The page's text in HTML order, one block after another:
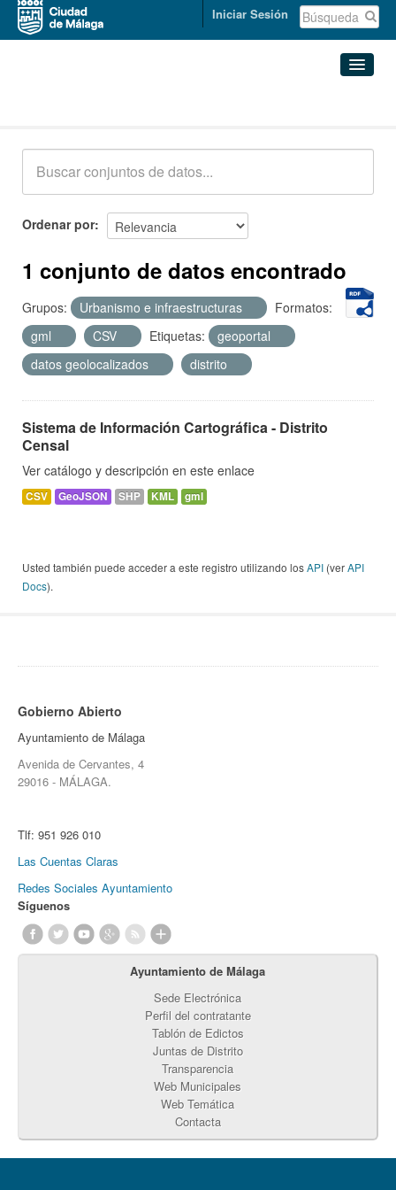
Iniciar Sesión
Acerca de
Ordenar por
1 conjunto de datos encontrado
Grupos: Urbanismo e infraestructuras
Formatos:
gml
CSV Etiquetas:
geoportal
datos geolocalizados
distrito
Sistema de Información Cartográfica - Distrito
Censal
Ver catálogo y descripción en este enlace
CSV GeoJSON SHP KML gml
Usted también puede acceder a este registro utilizando losAPI (verAPI
Docs).
Gobierno Abierto
Ayuntamiento de Málaga
Avenida de Cervantes, 4
29016 - MÁLAGA.
Tlf: 951 926 010
Las Cuentas Claras
Redes Sociales Ayuntamiento
Síguenos
Ayuntamiento de Málaga
Sede Electrónica
Perfil del contratante
Tablón de Edictos
Juntas de Distrito
Transparencia
Web Municipales
Web Temática
Contacta